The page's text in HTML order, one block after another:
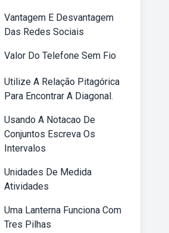
Vantagem E Desvantagem
Das Redes Sociais
Valor Do Telefone Sem Fio
Utilize A Relação Pitagórica
Para Encontrar A Diagonal.
Usando A Notacao De
Conjuntos Escreva Os
Intervalos
Unidades De Medida
Atividades
Uma Lanterna Funciona Com
Tres Pilhas